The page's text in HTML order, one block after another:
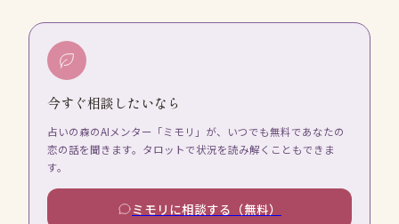
今すぐ相談したいなら
占いの森のAIメンター「ミモリ」が、いつでも無料であなたの
恋の話を聞きます。タロットで状況を読み解くこともできま
す。
ミモリに相談する（無料）